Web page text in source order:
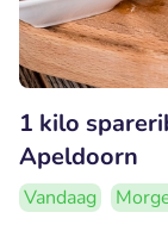
1 kilo
Apeldoorn
Vandaag